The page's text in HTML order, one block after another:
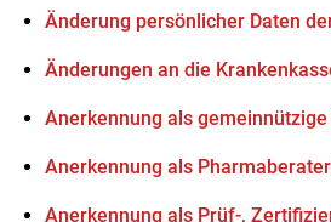
Änderung persönlicher Daten
Änderungen an die
Anerkennung als
Anerkennung als
Anerkennung als Prüf-,